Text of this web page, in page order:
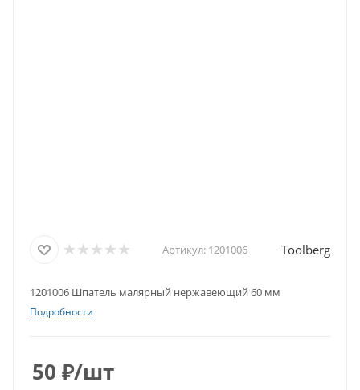
Артикул: 1201006 Toolberg
1201006 Шпатель малярный нержавеющий 60 мм
Подробности
50 ₽/шт